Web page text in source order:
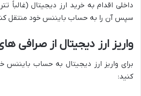
داخلی اقدام به خرید ارز دیجیتال (غالباً
سپس آن را به حساب بایننس خود منتقل
واریز ارز دیجیتال از صرافی
برای واریز ارز دیجیتال به حساب بایننس
کنید: